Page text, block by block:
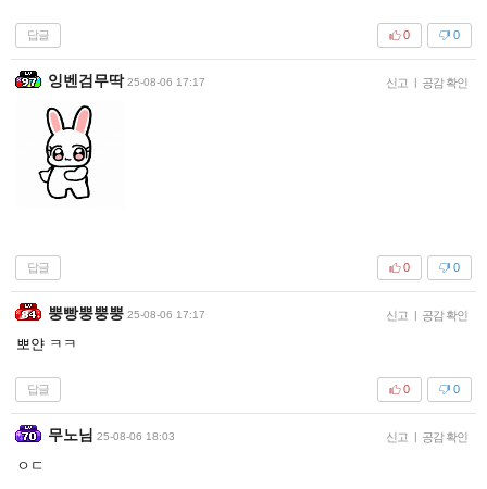
답글 0
0
잉벤검무딱 25-08-06 17:17 신고 | 공감 확인
답글 0
0
뿡빵뿡뿡뿡 25-08-06 17:17 신고 | 공감 확인
뽀얀 ㅋㅋ
답글 0
0
무노님 25-08-06 18:03 신고 | 공감 확인
ㅇㄷ